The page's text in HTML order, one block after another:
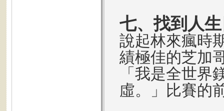
七、找到人
說起林來瘋時
績極佳的芝加
「我是全世界
虛。」比賽的